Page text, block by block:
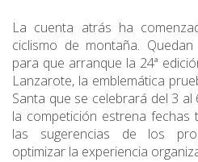
La cuenta atrás ha
ciclismo de montaña.
para que arranque la 24ª
Lanzarote, la emblemática
Santa que se celebrará del 3
la competición estrena
las sugerencias de los
optimizar la experiencia